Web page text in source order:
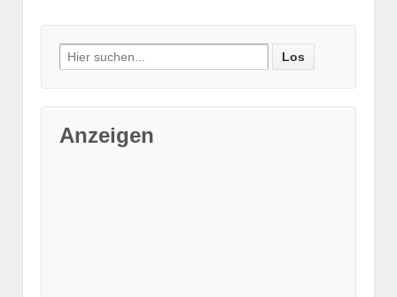
Suche nach:
Anzeigen